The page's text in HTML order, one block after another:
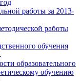
работы за 2013-
работы
обучения
образовательного
обучению